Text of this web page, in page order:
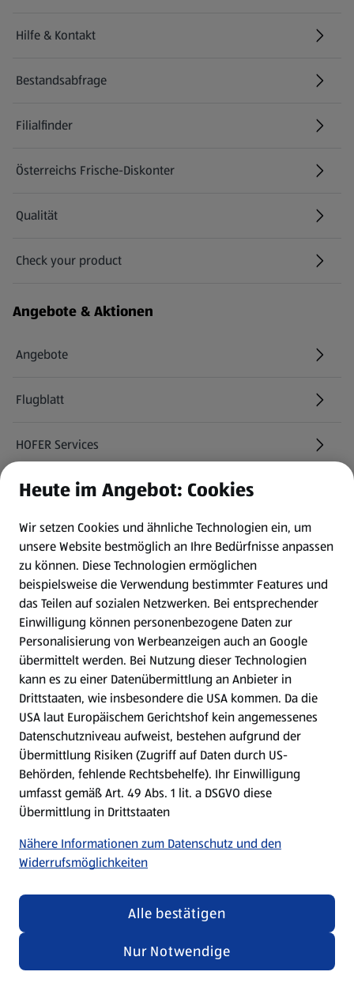
Hilfe & Kontakt
(öffnet in einem neuen Tab)
Bestandsabfrage
(öffnet in einem neuen Tab)
Filialfinder
Österreichs Frische-Diskonter
Qualität
Check your product
(öffnet in einem neuen Tab)
Angebote & Aktionen
Angebote
Flugblatt
HOFER Services
Newsletter
WhatsApp
Gewinnspiele
Mein HOFER. Meine Einkäufe.
Meine Meinung. Mein HOFER.
Gutscheingroßbestellung
(öffnet in einem neuen Tab)
Folge uns hier:
Jetzt die HOFER App downloaden
Datenschutz- und Richtlinienmenü
Impressum
Security Policy
(öffnet in einem neuen Tab)
Heute im Angebot: Cookies
Wir setzen Cookies und ähnliche Technologien ein, um
unsere Website bestmöglich an Ihre Bedürfnisse anpassen
zu können. Diese Technologien ermöglichen
beispielsweise die Verwendung bestimmter Features und
das Teilen auf sozialen Netzwerken. Bei entsprechender
Einwilligung können personenbezogene Daten zur
Personalisierung von Werbeanzeigen auch an Google
übermittelt werden. Bei Nutzung dieser Technologien
kann es zu einer Datenübermittlung an Anbieter in
Drittstaaten, wie insbesondere die USA kommen. Da die
USA laut Europäischem Gerichtshof kein angemessenes
Datenschutzniveau aufweist, bestehen aufgrund der
Übermittlung Risiken (Zugriff auf Daten durch US-
Behörden, fehlende Rechtsbehelfe). Ihr Einwilligung
umfasst gemäß Art. 49 Abs. 1 lit. a DSGVO diese
Übermittlung in Drittstaaten
Nähere Informationen zum Datenschutz und den
Widerrufsmöglichkeiten
Nur Notwendige
Alle bestätigen